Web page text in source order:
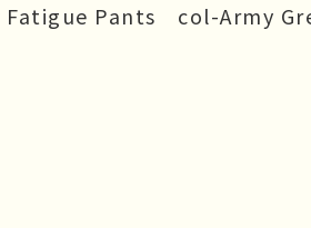
Fatigue Pants col-Army